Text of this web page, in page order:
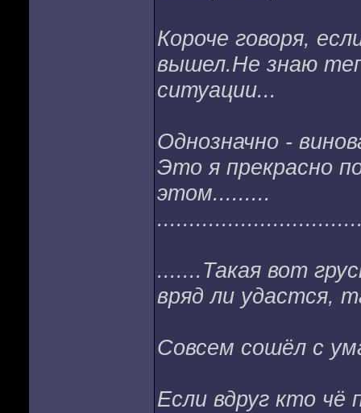
Короче говоря,
вышел.Не знаю
ситуации...
Однозначно -
Это я прекрасно
этом.........
.......Такая вот
вряд ли удастся,
Совсем сошёл с
Если вдруг кто